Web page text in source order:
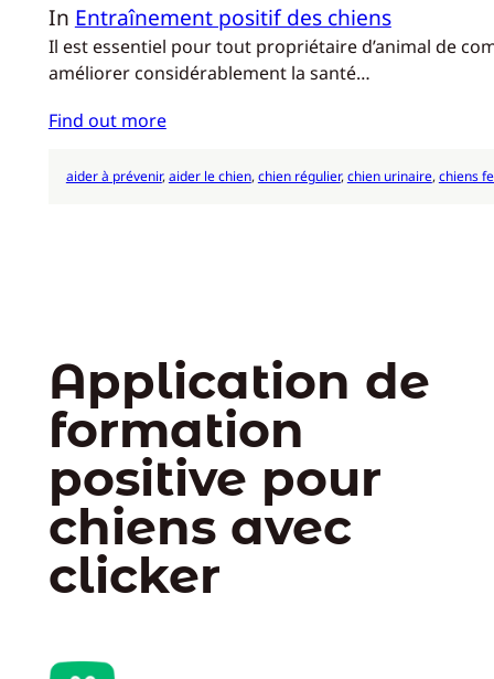
In Entraînement positif des chiens
Il est essentiel pour tout propriétaire d’animal de
améliorer considérablement la santé…
Find out more
aider à prévenir, aider le chien, chien régulier, chien urinaire, chiens
Application de
formation
positive pour
chiens avec
clicker